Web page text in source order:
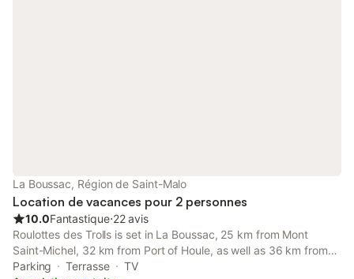
La Boussac, Région de Saint-Malo
Location de vacances pour 2 personnes
10.0Fantastique⋅22 avis
Roulottes des Trolls is set in La Boussac, 25 km from Mont
Saint-Michel, 32 km from Port of Houle, as well as 36 km from
The Pointe du Grouin. Located 25 km from Mont Saint Michel
Parking Terrasse
TV